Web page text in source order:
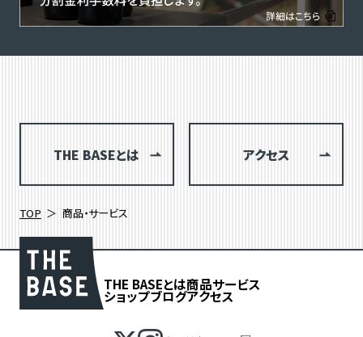
THE BASEとは アクセス
TOP 商品・サービス
THE BASEとは商品サービス
ショップブログアクセス